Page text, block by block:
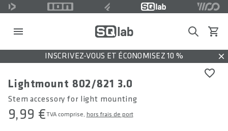
SearchVoir
INSCRIVEZ-VOUS ET ÉCONOMISEZ 10 %
Lightmount 802/821 3.0
Stem accessory for light mounting
9,99 €TVA comprise, hors frais de port